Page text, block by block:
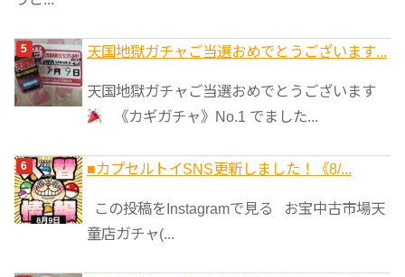
天国地獄ガチャご当選おめでとうございます...
天国地獄ガチャご当選おめでとうございます
《カギガチャ》No.1 でました...
■カプセルトイSNS更新しました！《8/...
この投稿をInstagramで見る お宝中古市場天
童店ガチャ(...